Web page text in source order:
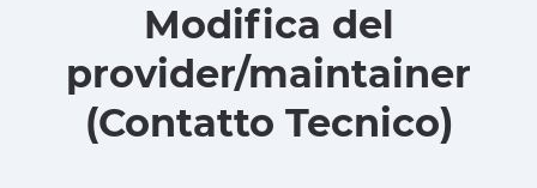
Modifica del
provider/maintainer
(Contatto Tecnico)